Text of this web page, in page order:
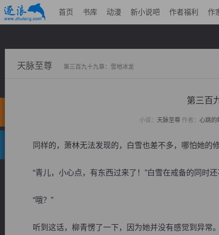
首页 书库 动漫 新小说吧 作者福利 作
天脉至尊 第三百九十九章：雪地冰龙
第三百
小说： 天脉至尊作者： 心跳的
同样的，萧林无法发现的，白雪也差不多，哪怕她的
“青儿，小心点，有东西过来了！”白雪在戒备的同时还
“哦？”
听到这话，柳青愣了一下，因为她并没有感觉到异常